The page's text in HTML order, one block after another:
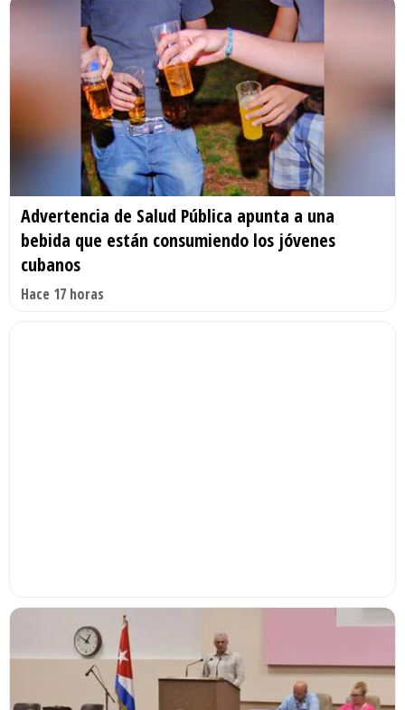
Advertencia de Salud Pública apunta a una
bebida que están consumiendo los jóvenes
cubanos
Hace 17 horas